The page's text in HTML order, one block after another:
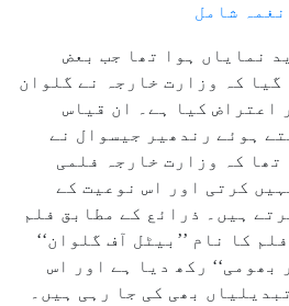
شامل
نمایاں ہوا تھا جب بعض
گیا کہ وزارت خارجہ نے گلوان
اعتراض کیا ہے۔ ان قیاس
ہوئے رندھیر جیسوال نے
تھا کہ وزارت خارجہ فلمی
کرتی اور اس نوعیت کے
ہیں۔ ذرائع کے مطابق فلم
کا نام ’’بیٹل آف گلوان‘‘
بھومی‘‘ رکھ دیا ہے اور اس
بھی کی جا رہی ہیں۔